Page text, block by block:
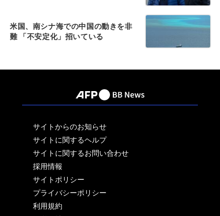
米国、南シナ海での中国の動きを非
難 「不安定化」招いている
サイトからのお知らせ
サイトに関するヘルプ
サイトに関するお問い合わせ
採用情報
サイトポリシー
プライバシーポリシー
利用規約